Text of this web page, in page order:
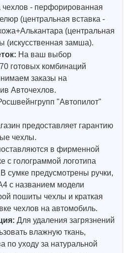
чехлов - перфорированная
(центральная вставка -
(центральная
(искусственная замша).
На ваш выбор
готовых комбинаций
заказы на
Авточехлов.
"Автопилот"
предоставляет гарантию
чехлы.
в фирменной
с голограммой логотипа
сумке предусмотрены ручки,
с названием модели
пошиты чехлы и краткая
чехлов на автомобиль.
Для удаления загрязнений
влажную ткань,
по уходу за натуральной